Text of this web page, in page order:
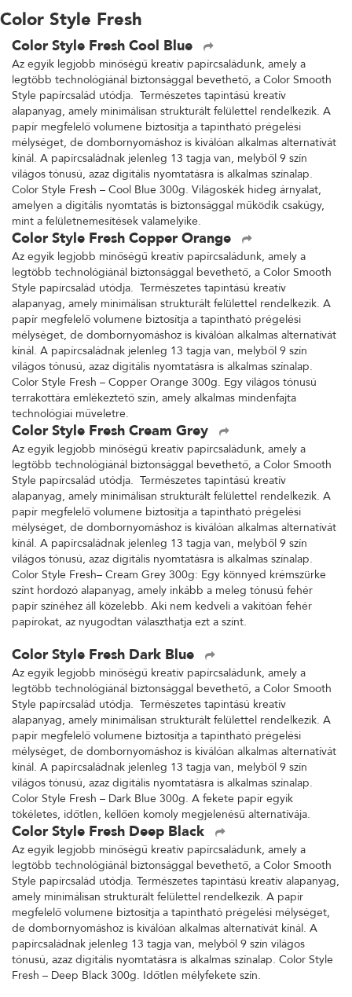
Color Style Fresh
Color Style Fresh Cool Blue
Az egyik legjobb minőségű kreatív papírcsaládunk, amely a
legtöbb technológiánál biztonsággal bevethető, a Color Smooth
Style papírcsalád utódja. Természetes tapintású kreatív
alapanyag, amely minimálisan strukturált felülettel rendelkezik. A
papír megfelelő volumene biztosítja a tapintható prégelési
mélységet, de dombornyomáshoz is kiválóan alkalmas alternatívát
kínál. A papírcsaládnak jelenleg 13 tagja van, melyből 9 szín
világos tónusú, azaz digitális nyomtatásra is alkalmas színalap.
Color Style Fresh – Cool Blue 300g. Világoskék hideg árnyalat,
amelyen a digitális nyomtatás is biztonsággal működik csakúgy,
mint a felületnemesítések valamelyike.
Color Style Fresh Copper Orange
Az egyik legjobb minőségű kreatív papírcsaládunk, amely a
legtöbb technológiánál biztonsággal bevethető, a Color Smooth
Style papírcsalád utódja. Természetes tapintású kreatív
alapanyag, amely minimálisan strukturált felülettel rendelkezik. A
papír megfelelő volumene biztosítja a tapintható prégelési
mélységet, de dombornyomáshoz is kiválóan alkalmas alternatívát
kínál. A papírcsaládnak jelenleg 13 tagja van, melyből 9 szín
világos tónusú, azaz digitális nyomtatásra is alkalmas színalap.
Color Style Fresh – Copper Orange 300g. Egy világos tónusú
terrakottára emlékeztető szín, amely alkalmas mindenfajta
technológiai műveletre.
Color Style Fresh Cream Grey
Az egyik legjobb minőségű kreatív papírcsaládunk, amely a
legtöbb technológiánál biztonsággal bevethető, a Color Smooth
Style papírcsalád utódja. Természetes tapintású kreatív
alapanyag, amely minimálisan strukturált felülettel rendelkezik. A
papír megfelelő volumene biztosítja a tapintható prégelési
mélységet, de dombornyomáshoz is kiválóan alkalmas alternatívát
kínál. A papírcsaládnak jelenleg 13 tagja van, melyből 9 szín
világos tónusú, azaz digitális nyomtatásra is alkalmas színalap.
Color Style Fresh– Cream Grey 300g: Egy könnyed krémszürke
színt hordozó alapanyag, amely inkább a meleg tónusú fehér
papír színéhez áll közelebb. Aki nem kedveli a vakítóan fehér
papírokat, az nyugodtan választhatja ezt a színt.
Color Style Fresh Dark Blue
Az egyik legjobb minőségű kreatív papírcsaládunk, amely a
legtöbb technológiánál biztonsággal bevethető, a Color Smooth
Style papírcsalád utódja. Természetes tapintású kreatív
alapanyag, amely minimálisan strukturált felülettel rendelkezik. A
papír megfelelő volumene biztosítja a tapintható prégelési
mélységet, de dombornyomáshoz is kiválóan alkalmas alternatívát
kínál. A papírcsaládnak jelenleg 13 tagja van, melyből 9 szín
világos tónusú, azaz digitális nyomtatásra is alkalmas színalap.
Color Style Fresh – Dark Blue 300g. A fekete papír egyik
tökéletes, időtlen, kellően komoly megjelenésű alternatívája.
Color Style Fresh Deep Black
Az egyik legjobb minőségű kreatív papírcsaládunk, amely a
legtöbb technológiánál biztonsággal bevethető, a Color Smooth
Style papírcsalád utódja. Természetes tapintású kreatív alapanyag,
amely minimálisan strukturált felülettel rendelkezik. A papír
megfelelő volumene biztosítja a tapintható prégelési mélységet,
de dombornyomáshoz is kiválóan alkalmas alternatívát kínál. A
papírcsaládnak jelenleg 13 tagja van, melyből 9 szín világos
tónusú, azaz digitális nyomtatásra is alkalmas színalap. Color Style
Fresh – Deep Black 300g. Időtlen mélyfekete szín.